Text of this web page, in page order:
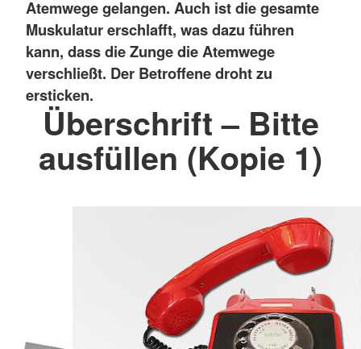
Atemwege gelangen. Auch ist die gesamte
Muskulatur erschlafft, was dazu führen
kann, dass die Zunge die Atemwege
verschließt. Der Betroffene droht zu
ersticken.
Überschrift – Bitte
ausfüllen (Kopie 1)